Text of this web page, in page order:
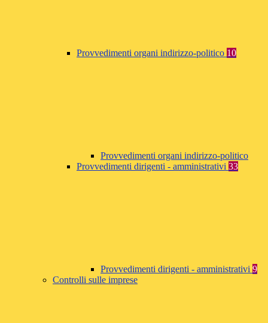
Provvedimenti organi indirizzo-politico 10
Provvedimenti organi indirizzo-politico
Provvedimenti dirigenti - amministrativi 33
Provvedimenti dirigenti - amministrativi 9
Controlli sulle imprese